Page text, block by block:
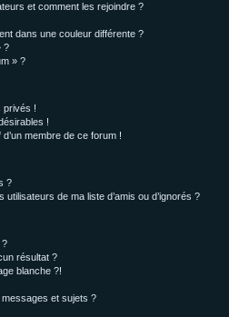
et comment les rejoindre ?
dans une couleur différente ?
?
» ?
privés !
!
membre de ce forum !
?
de ma liste d’amis ou d’ignorés ?
?
résultat ?
blanche ?!
et sujets ?